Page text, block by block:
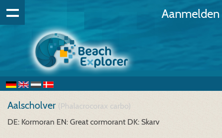
Aanmelden
Aalscholver (Phalacrocorax carbo)
DE: Kormoran EN: Great cormorant DK: Skarv